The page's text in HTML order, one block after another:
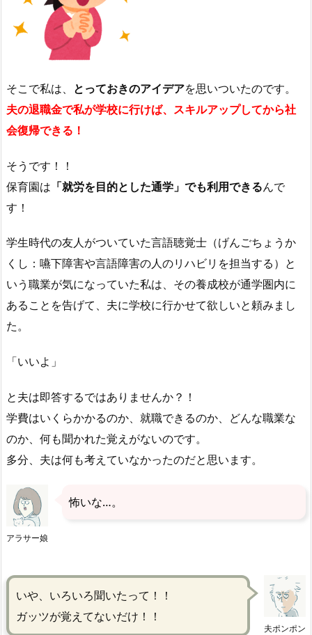
そこで私は、 とっておきのアイデアを思いついたのです。
夫の退職金で私が学校に行けば、スキルアップしてから社
会復帰できる！
そうです！！
保育園は 「就労を目的とした通学」でも利用できるんで
す！
学生時代の友人がついていた言語聴覚士（げんごちょうか
くし：嚥下障害や言語障害の人のリハビリを担当する）と
いう職業が気になっていた私は、その養成校が通学圏内に
あることを告げて、夫に学校に行かせて欲しいと頼みまし
た。
「いいよ」
と夫は即答するではありませんか？！
学費はいくらかかるのか、就職できるのか、どんな職業な
のか、何も聞かれた覚えがないのです。
多分、夫は何も考えていなかったのだと思います。
アラサー娘
怖いな…。
夫ポンポン
いや、いろいろ聞いたって！！
ガッツが覚えてないだけ！！